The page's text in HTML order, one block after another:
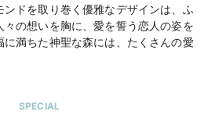
ドを取り巻く優雅なデザインは、ふ
の想いを胸に、愛を誓う恋人の姿を
満ちた神聖な森には、たくさんの愛
SPECIAL